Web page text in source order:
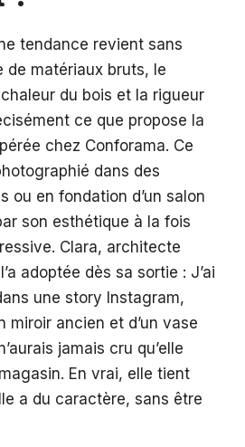
tendance revient sans
de matériaux bruts, le
du bois et la rigueur
ce que propose la
chez Conforama. Ce
dans des
ou en fondation d’un salon
son esthétique à la fois
Clara, architecte
adoptée dès sa sortie : J’ai
une story Instagram,
miroir ancien et d’un vase
jamais cru qu’elle
En vrai, elle tient
a du caractère, sans être